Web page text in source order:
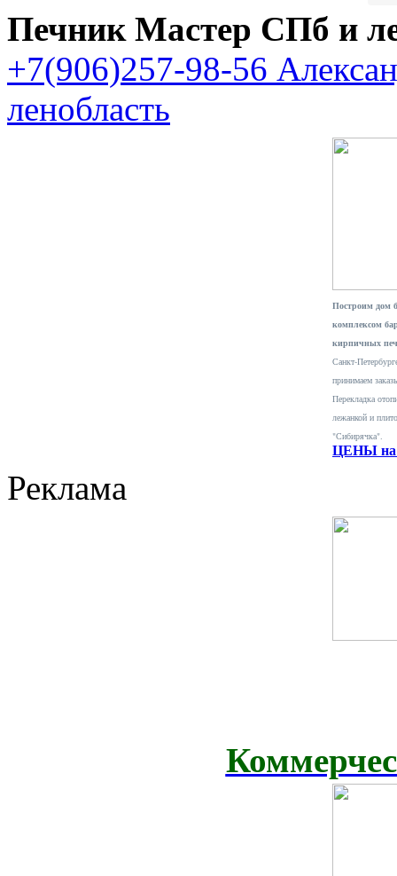
Печник Мастер СПб и
+7(906)257-98-56
ленобласть
Построим дом
комплексом
кирпичных
Санкт-
принимаем
Перекладка
лежанкой и
"Сибирячка".
ЦЕНЫ на
Реклама